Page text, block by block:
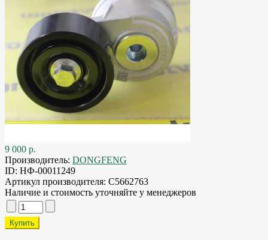
9 000 р.
Производитель: DONGFENG
ID: НФ-00011249
Артикул производителя: C5662763
Наличие и стоимость уточняйте у менеджеров